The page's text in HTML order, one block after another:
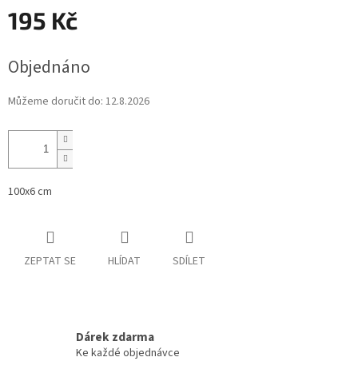
195 Kč
cena:
Objednáno
Můžeme doručit do: 12.8.2026
100x6 cm
ZEPTAT SE HLÍDAT SDÍLET
Dárek zdarma
Ke každé objednávce